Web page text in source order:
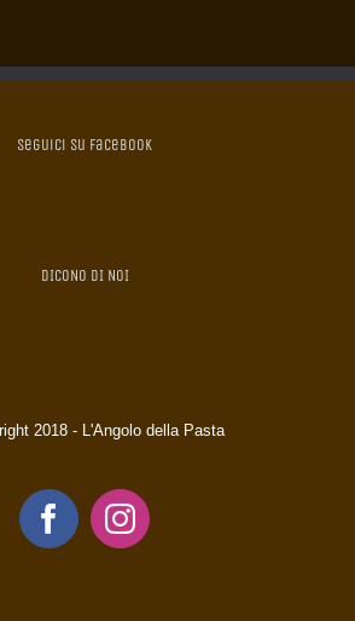
Seguici su Facebook
DICONO DI NOI
2018 - L'Angolo della Pasta
FacebookInstagram